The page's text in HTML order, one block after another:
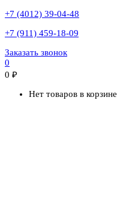
+7 (4012) 39-04-48
+7 (911) 459-18-09
Заказать звонок
0
0 ₽
Нет товаров в